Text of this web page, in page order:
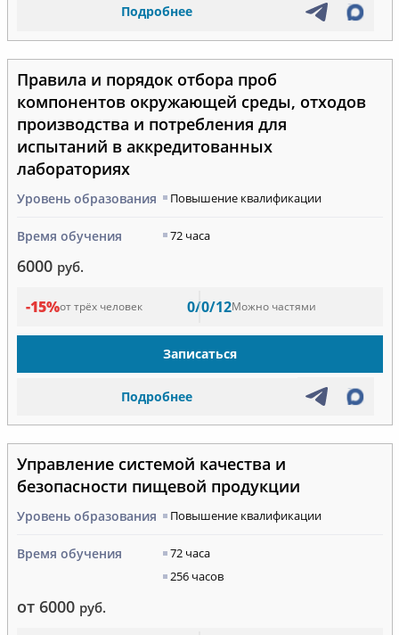
Подробнее
Правила и порядок отбора проб
компонентов окружающей среды, отходов
производства и потребления для
испытаний в аккредитованных
лабораториях
Уровень образования Повышение квалификации
Время обучения 72 часа
6000 руб.
-15%от трёх человек 0/0/12Можно частями
Записаться
Подробнее
Управление системой качества и
безопасности пищевой продукции
Уровень образования Повышение квалификации
Время обучения
72 часа
256 часов
от 6000 руб.